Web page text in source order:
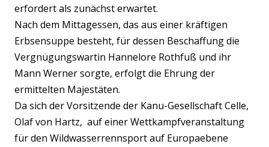
erfordert als zunächst erwartet.
Nach dem Mittagessen, das aus einer kräftigen
Erbsensuppe besteht, für dessen Beschaffung die
Vergnügungswartin Hannelore Rothfuß und ihr
Mann Werner sorgte, erfolgt die Ehrung der
ermittelten Majestäten.
Da sich der Vorsitzende der Kanu-Gesellschaft Celle,
Olaf von Hartz, auf einer Wettkampfveranstaltung
für den Wildwasserrennsport auf Europaebene